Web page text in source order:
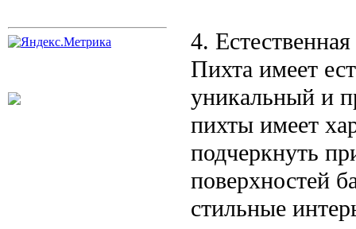
4. Естественная
Пихта имеет
уникальный и
пихты имеет
подчеркнуть
поверхностей
стильные